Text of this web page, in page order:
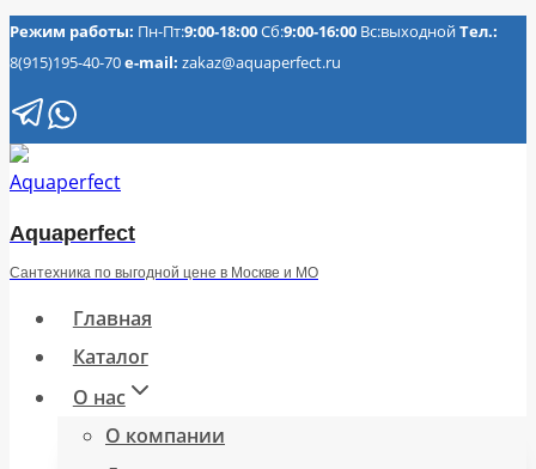
Перейти
к
содержимому
Режим работы: Пн-Пт:9:00-18:00Сб:9:00-16:00 Вс:выходнойТел.:
8(915)195-40-70e-mail: zakaz@aquaperfect.ru
Aquaperfect
Сантехника по выгодной цене в Москве и МО
Главная
Каталог
О нас
О компании